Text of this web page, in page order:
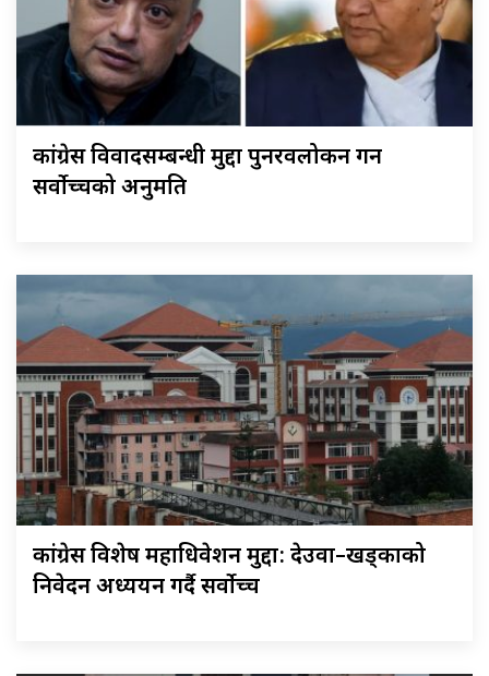
कांग्रेस विवादसम्बन्धी मुद्दा पुनरवलोकन गर्न
सर्वोच्चको अनुमति
कांग्रेस विशेष महाधिवेशन मुद्दा: देउवा–खड्काको
निवेदन अध्ययन गर्दै सर्वोच्च